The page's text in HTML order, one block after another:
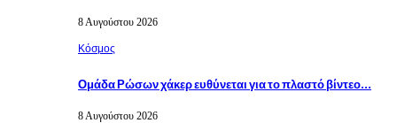
8 Αυγούστου 2026
Κόσμος
Ομάδα Ρώσων χάκερ ευθύνεται για το πλαστό βίντεο…
8 Αυγούστου 2026